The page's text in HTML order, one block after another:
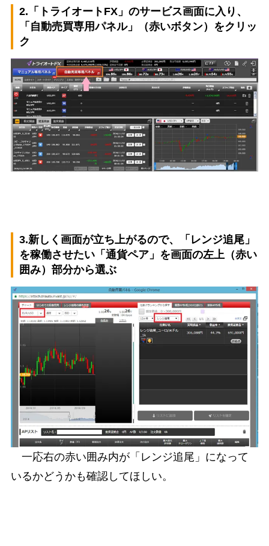
2.「トライオートFX」のサービス画面に入り、
「自動売買専用パネル」（赤いボタン）をクリッ
ク
3.新しく画面が立ち上がるので、「レンジ追尾」
を稼働させたい「通貨ペア」を画面の左上（赤い
囲み）部分から選ぶ
一応右の赤い囲み内が「レンジ追尾」になって
いるかどうかも確認してほしい。